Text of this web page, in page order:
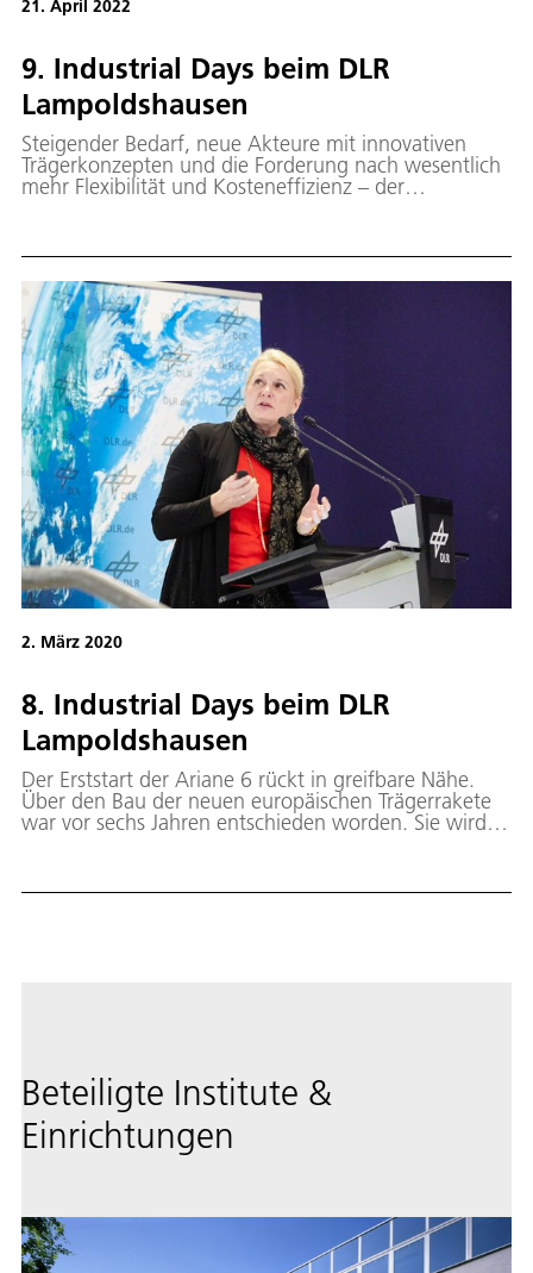
21. April 2022
9. Industrial Days beim DLR
Lampoldshausen
Steigender Bedarf, neue Akteure mit innovativen
Trägerkonzepten und die Forderung nach wesentlich
mehr Flexibilität und Kosteneffizienz – der
können, um den Raumtransport fit für die Zukunft zu
Intelligenz (KI) Entwicklungs- und Testprozesse
schneller und wirtschaftlicher gestalten können,
darüber tauschten sich Expertinnen und Experten bei
den 9. Industrial Days des Deutschen Zentrums für
Luft- und Raumfahrt (DLR) aus.
2. März 2020
8. Industrial Days beim DLR
Lampoldshausen
Der Erststart der Ariane 6 rückt in greifbare Nähe.
Über den Bau der neuen europäischen Trägerrakete
war vor sechs Jahren entschieden worden. Sie wird in
Ariane 5. Doch reicht das aus? Dynamische Märkte,
Beteiligte Institute &
Einrichtungen